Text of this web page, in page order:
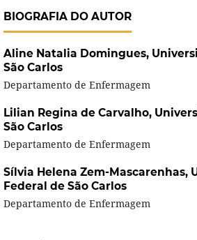
BIOGRAFIA DO AUTOR
Aline Natalia Domingues,
São Carlos
Departamento de Enfermagem
Lilian Regina de Carvalho,
São Carlos
Departamento de Enfermagem
Sílvia Helena Zem-Mascarenhas,
Federal de São Carlos
Departamento de Enfermagem